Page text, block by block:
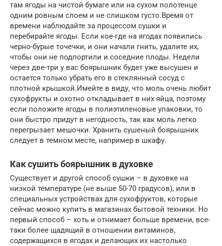
там ягоды на чистой бумаге или на сухом полотенце
одним ровным слоем и не слишком густо.Время от
времени наблюдайте за процессом сушки и
перебирайте ягоды. Если кое-где на ягодах появились
черно-бурые точечки, и они начали гнить, удалите их,
чтобы они не подпортили и соседние плоды. Недели
через две-три у вас боярышник будет уже высушен и
остается только убрать его в стеклянный сосуд с
плотной крышкой.Имейте в виду, что моль очень любит
сухофрукты и охотно откладывает в них яйца, поэтому
если положите ягоды в полиэтиленовые упаковки, то
они быстро придут в негодность, так как моль легко
перегрызает мешочки. Хранить сушеный боярышник
следует в темном месте, например в шкафу.
Как сушить боярышник в духовке
Существует и другой способ сушки – в духовке на
низкой температуре (не выше 50-70 градусов), или в
специальных устройствах для сухофруктов, которые
сейчас можно купить в магазинах бытовой техники. Но
первый способ – хоть и отнимает больше времени, все-
таки более щадящий в отношении витаминов,
содержащихся в ягодах и делающих их настолько